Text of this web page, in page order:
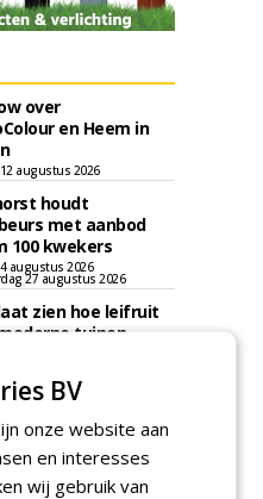
over
en Heem in
augustus 2026
houdt
met aanbod
100 kwekers
augustus 2026
27 augustus 2026
zien hoe leifruit
tuinen
About Annuals'
in Appeltern
27 augustus 2026
2026: internationale
BV
onze website aan
en interesses
wij gebruik van